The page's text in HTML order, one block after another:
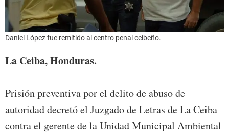
Daniel López fue remitido al centro penal ceibeño.
La Ceiba, Honduras.
Prisión preventiva por el delito de abuso de
autoridad decretó el Juzgado de Letras de La Ceiba
contra el gerente de la Unidad Municipal Ambiental